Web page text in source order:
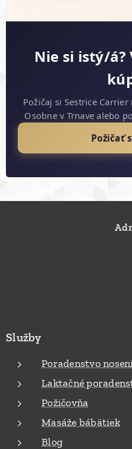
Nie si istý/á?
Požičaj si Sestrice
Osobne v Trnave alebo
Požičať
Služby
Poradenstvo
Laktačné
Požičovňa
Masáže bábätiek
Blog